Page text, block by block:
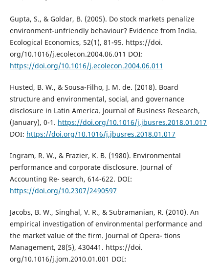
Gupta, S., & Goldar, B. (2005). Do stock markets penalize
environment-unfriendly behaviour? Evidence from India.
Ecological Economics, 52(1), 81-95. https://doi.
org/10.1016/j.ecolecon.2004.06.011 DOI:
https://doi.org/10.1016/j.ecolecon.2004.06.011
Husted, B. W., & Sousa-Filho, J. M. de. (2018). Board
structure and environmental, social, and governance
disclosure in Latin America. Journal of Business Research,
(January), 0-1. https://doi.org/10.1016/j.jbusres.2018.01.017
DOI: https://doi.org/10.1016/j.jbusres.2018.01.017
Ingram, R. W., & Frazier, K. B. (1980). Environmental
performance and corporate disclosure. Journal of
Accounting Re- search, 614-622. DOI:
https://doi.org/10.2307/2490597
Jacobs, B. W., Singhal, V. R., & Subramanian, R. (2010). An
empirical investigation of environmental performance and
the market value of the firm. Journal of Opera- tions
Management, 28(5), 430441. https://doi.
org/10.1016/j.jom.2010.01.001 DOI: